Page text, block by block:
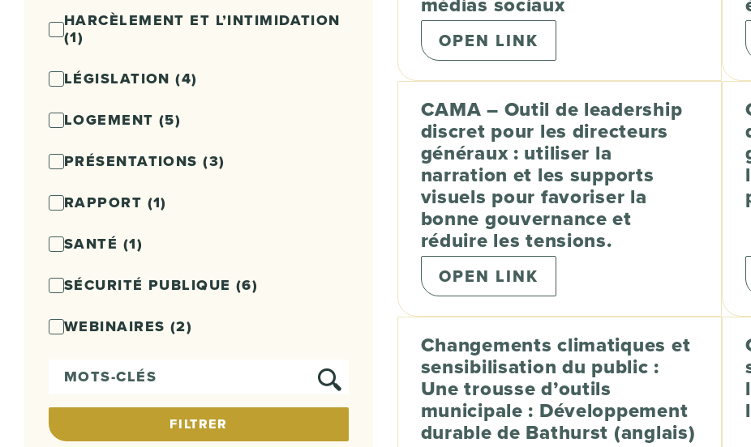
HARCÈLEMENT ET L’INTIMIDATION
(1)
LÉGISLATION(4)
LOGEMENT (5)
PRÉSENTATIONS(3)
RAPPORT (1)
SANTÉ (1)
SÉCURITÉ PUBLIQUE (6)
WEBINAIRES (2)
Mots-clés
FILTRER
OPEN LINK
CAMA – Outil de leadership
discret pour les directeurs
généraux : utiliser la
narration et les supports
visuels pour favoriser la
bonne gouvernance et
réduire les tensions.
OPEN LINK
Changements climatiques et
sensibilisation du public :
Une trousse d’outils
municipale : Développement
durable de Bathurst (anglais)